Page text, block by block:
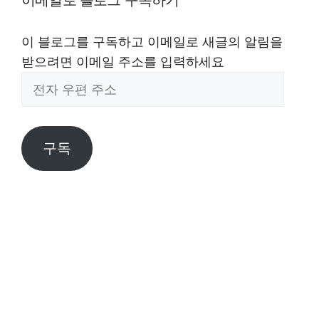
이 블로그를 구독하고 이메일로 새글의 알림을
받으려면 이메일 주소를 입력하세요
편
주
구독